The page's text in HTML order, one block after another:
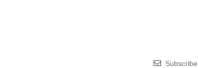
Subscribe